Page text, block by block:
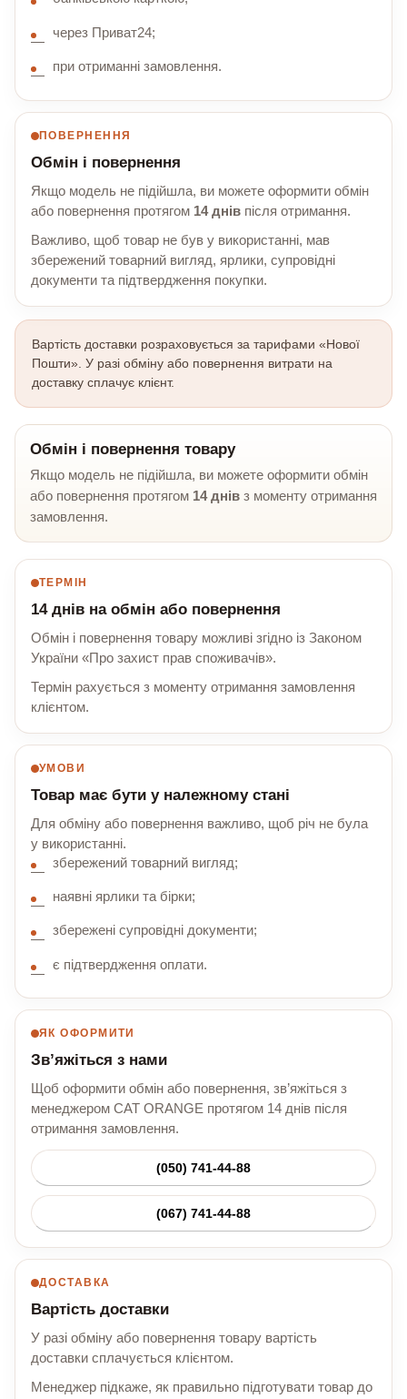
через Приват24;
при отриманні замовлення.
ПОВЕРНЕННЯ
Обмін і повернення
Якщо модель не підійшла, ви можете оформити обмін
або повернення протягом 14 днів після отримання.
Важливо, щоб товар не був у використанні, мав
збережений товарний вигляд, ярлики, супровідні
документи та підтвердження покупки.
Вартість доставки розраховується за тарифами «Нової
Пошти». У разі обміну або повернення витрати на
доставку сплачує клієнт.
Обмін і повернення товару
Якщо модель не підійшла, ви можете оформити обмін
або повернення протягом 14 днів з моменту отримання
замовлення.
ТЕРМІН
14 днів на обмін або повернення
Обмін і повернення товару можливі згідно із Законом
України «Про захист прав споживачів».
Термін рахується з моменту отримання замовлення
клієнтом.
УМОВИ
Товар має бути у належному стані
Для обміну або повернення важливо, щоб річ не була
у використанні.
збережений товарний вигляд;
наявні ярлики та бірки;
збережені супровідні документи;
є підтвердження оплати.
ЯК ОФОРМИТИ
Зв’яжіться з нами
Щоб оформити обмін або повернення, зв’яжіться з
менеджером CAT ORANGE протягом 14 днів після
отримання замовлення.
(050) 741-44-88
(067) 741-44-88
ДОСТАВКА
Вартість доставки
У разі обміну або повернення товару вартість
доставки сплачується клієнтом.
Менеджер підкаже, як правильно підготувати товар до